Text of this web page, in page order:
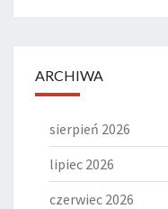
ARCHIWA
sierpień 2026
lipiec 2026
czerwiec 2026